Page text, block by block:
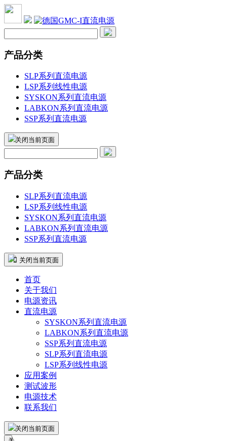
产品分类
SLP系列直流电源
LSP系列线性电源
SYSKON系列直流电源
LABKON系列直流电源
SSP系列直流电源
关闭当前页面
产品分类
SLP系列直流电源
LSP系列线性电源
SYSKON系列直流电源
LABKON系列直流电源
SSP系列直流电源
 关闭当前页面
首页
关于我们
电源资讯
直流电源
SYSKON系列直流电源
LABKON系列直流电源
SSP系列直流电源
SLP系列直流电源
LSP系列线性电源
应用案例
测试波形
电源技术
联系我们
关闭当前页面